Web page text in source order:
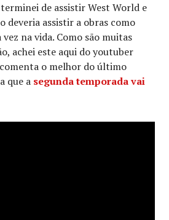
de assistir West World e
deveria assistir a obras como
na vida. Como são muitas
achei este aqui do youtuber
o melhor do último
que a segunda temporada vai